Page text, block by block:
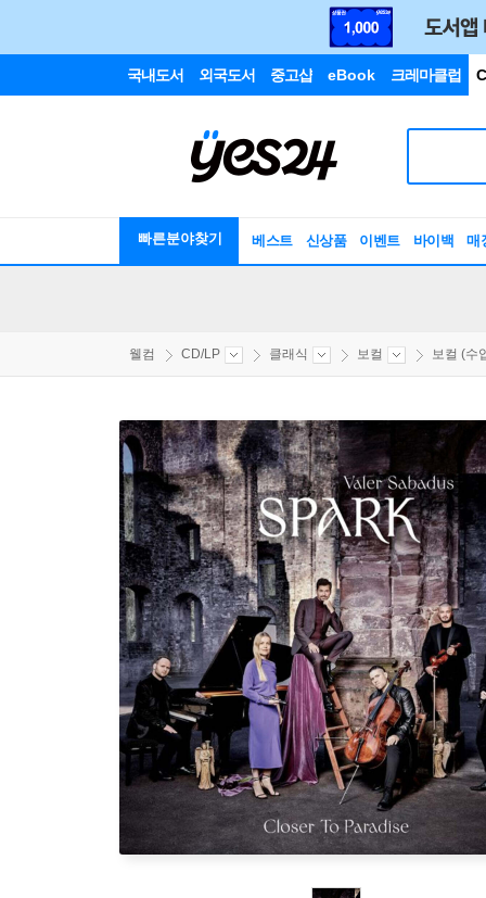
국내도서 외국도서 중고샵 eBook 크레마클럽
빠른분야찾기 베스트 신상품 이벤트 바이백 매
웰컴 CD/LP 클래식 보컬 보컬 (수